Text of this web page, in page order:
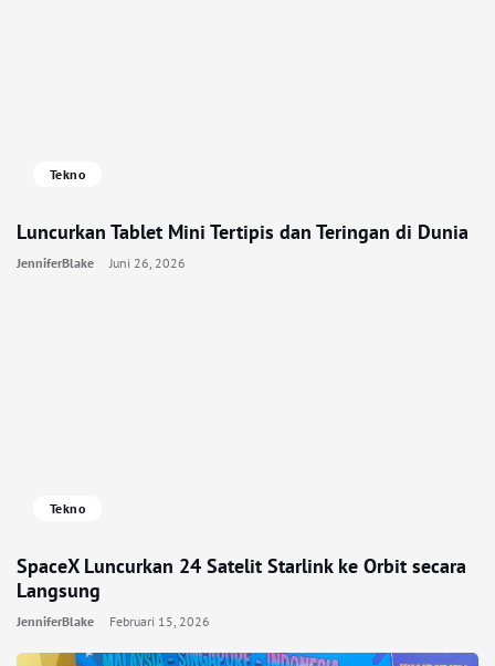
Tekno
Luncurkan Tablet Mini Tertipis dan Teringan di Dunia
JenniferBlake Juni 26, 2026
Tekno
SpaceX Luncurkan 24 Satelit Starlink ke Orbit secara
Langsung
JenniferBlake Februari 15, 2026